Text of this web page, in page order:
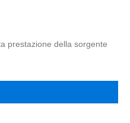
prestazione della sorgente